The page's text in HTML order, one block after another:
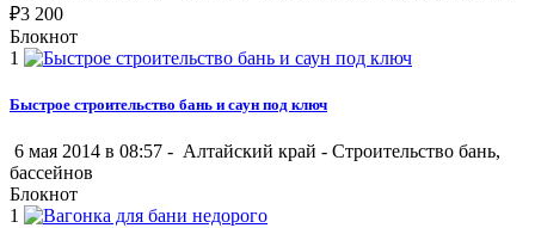
₽3 200
Блокнот
1
Быстрое строительство бань и саун под ключ
6 мая 2014 в 08:57 - Алтайский край - Строительство бань,
бассейнов
Блокнот
1